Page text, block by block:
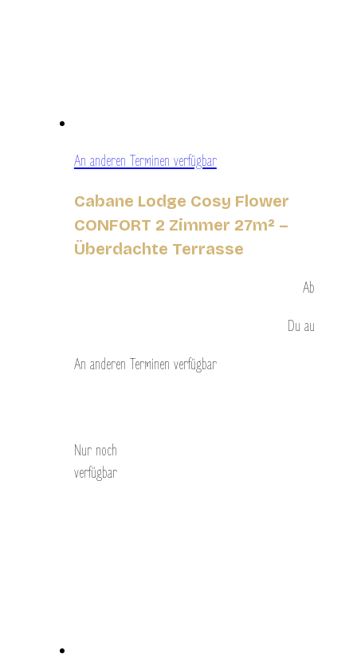
An anderen Terminen verfügbar
Cabane Lodge Cosy Flower
CONFORT 2 Zimmer 27m² –
Überdachte Terrasse
Ab
Duau
An anderen Terminen verfügbar
Nur noch
verfügbar